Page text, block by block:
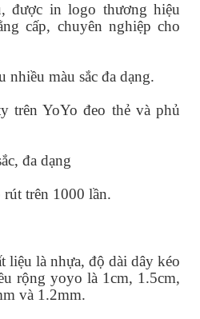
được in logo thương hiệu
cấp, chuyên nghiệp cho
nhiều màu sắc đa dạng.
trên YoYo đeo thẻ và phủ
đa dạng
trên 1000 lần.
liệu là nhựa, độ dài dây kéo
rộng yoyo là 1cm, 1.5cm,
và 1.2mm.